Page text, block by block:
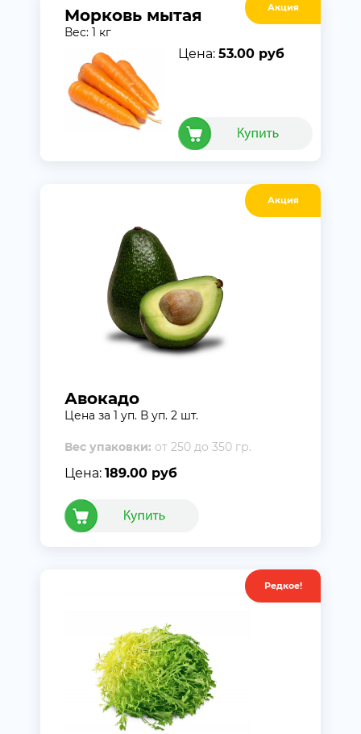
Акция
Морковь мытая
Вес: 1 кг
Цена: 53.00 руб
Акция
Авокадо
Цена за 1 уп. В уп. 2 шт.
Вес упаковки: от 250 до 350 гр.
Цена: 189.00 руб
Редкое!